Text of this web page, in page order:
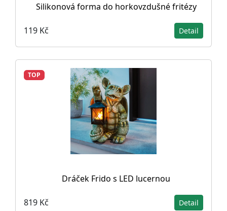
Silikonová forma do horkovzdušné fritézy
119 Kč Detail
TOP
Dráček Frido s LED lucernou
819 Kč Detail